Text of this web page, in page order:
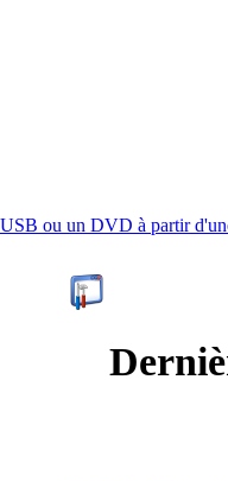
ou un DVD à partir